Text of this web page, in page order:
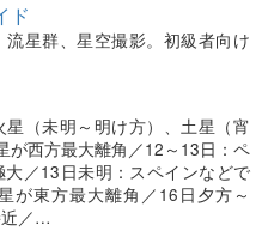
ド
星群、星空撮影。初級者向け
（未明～明け方）、土星（宵
が西方最大離角／12～13日：ペ
／13日未明：スペインなどで
が東方最大離角／16日夕方～
近／…